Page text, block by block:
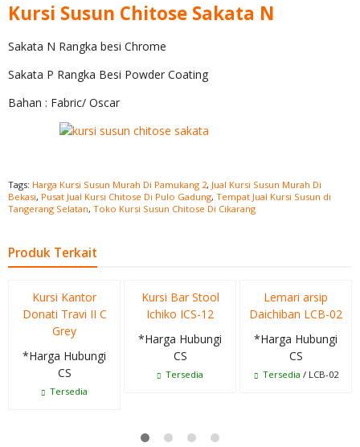
Kursi Susun Chitose Sakata N
Sakata N Rangka besi Chrome
Sakata P Rangka Besi Powder Coating
Bahan : Fabric/ Oscar
Tags: Harga Kursi Susun Murah Di Pamukang 2, Jual Kursi Susun Murah Di
Bekasi, Pusat Jual Kursi Chitose Di Pulo Gadung, Tempat Jual Kursi Susun di
Tangerang Selatan, Toko Kursi Susun Chitose Di Cikarang
Produk Terkait
Kursi Kantor
Donati Travi II C
Grey
*Harga Hubungi
CS
Tersedia
Kursi Bar Stool
Ichiko ICS-12
*Harga Hubungi
CS
Tersedia
Lemari arsip
Daichiban LCB-02
*Harga Hubungi
CS
Tersedia / LCB-02